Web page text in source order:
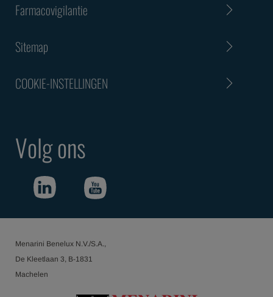
Farmacovigilantie
Sitemap
COOKIE-INSTELLINGEN
Volg ons
Menarini Benelux N.V./S.A.,
De Kleetlaan 3, B-1831
Machelen